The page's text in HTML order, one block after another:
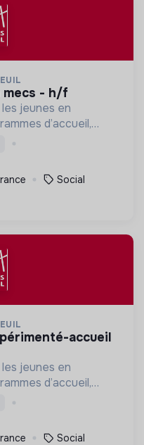
mecs - h/f
jeunes en
d’accueil,
pour leur
et des femmes
Social
jeunes en
d’accueil,
pour leur
et des femmes
Social